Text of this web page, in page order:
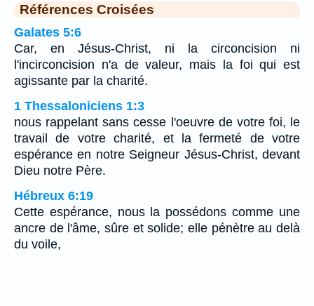
Références Croisées
Galates 5:6
Car, en Jésus-Christ, ni la circoncision ni
l'incirconcision n'a de valeur, mais la foi qui est
agissante par la charité.
1 Thessaloniciens 1:3
nous rappelant sans cesse l'oeuvre de votre foi, le
travail de votre charité, et la fermeté de votre
espérance en notre Seigneur Jésus-Christ, devant
Dieu notre Père.
Hébreux 6:19
Cette espérance, nous la possédons comme une
ancre de l'âme, sûre et solide; elle pénètre au delà
du voile,